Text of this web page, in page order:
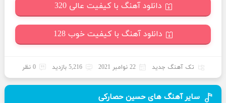
دانلود آهنگ با کیفیت عالی 320
دانلود آهنگ با کیفیت خوب 128
تک آهنگ جدید 22 نوامبر 2021 5,216 بازدید 0 نظر
سایر آهنگ های حسین حصارکی